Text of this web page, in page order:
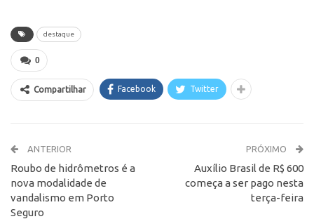
destaque
0
Compartilhar Facebook Twitter
ANTERIOR
Roubo de hidrômetros é a
nova modalidade de
vandalismo em Porto
Seguro
PRÓXIMO
Auxílio Brasil de R$ 600
começa a ser pago nesta
terça-feira